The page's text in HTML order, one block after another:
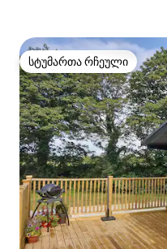
სტუმართა რჩეული
სტუმართა რჩეული